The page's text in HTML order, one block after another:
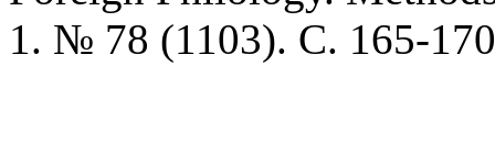
1. № 78 (1103). C. 165-